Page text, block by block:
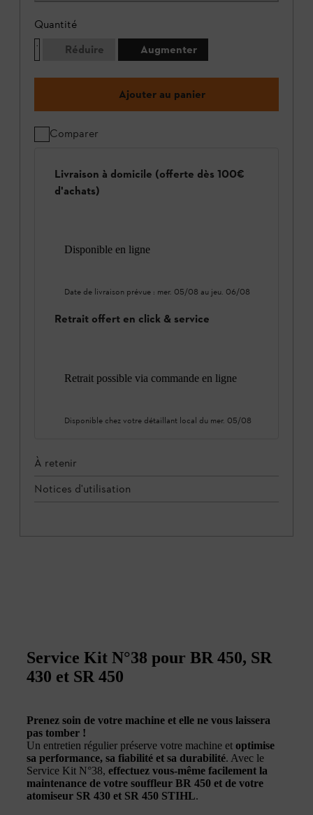
Quantité
Réduire
Augmenter
Ajouter au panier
Comparer
Livraison à domicile (offerte dès 100€
d'achats)
Disponible en ligne
Date de livraison prévue : mer. 05/08 au jeu. 06/08
Retrait offert en click & service
Retrait possible via commande en ligne
Disponible chez votre détaillant local du mer. 05/08
À retenir
Notices d'utilisation
Service Kit N°38 pour BR 450, SR
430 et SR 450
Prenez soin de votre machine et elle ne vous laissera
pas tomber !
Un entretien régulier préserve votre machine et optimise
sa performance, sa fiabilité et sa durabilité. Avec le
Service Kit N°38, effectuez vous-même facilement la
maintenance de votre souffleur BR 450 et de votre
atomiseur SR 430 et SR 450 STIHL.